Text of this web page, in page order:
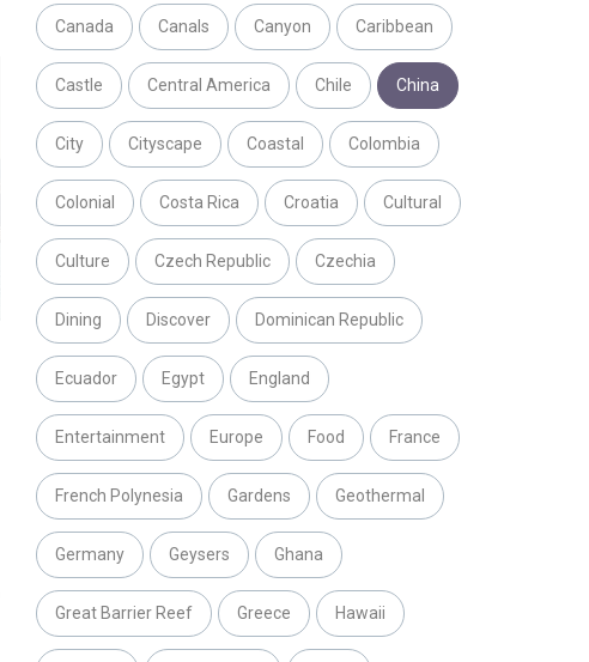
Canada Canals Canyon Caribbean
Castle Central America Chile China
City Cityscape Coastal Colombia
Colonial Costa Rica Croatia Cultural
Culture Czech Republic Czechia
Dining Discover Dominican Republic
Ecuador Egypt England
Entertainment Europe Food France
French Polynesia Gardens Geothermal
Germany Geysers Ghana
Great Barrier Reef Greece Hawaii